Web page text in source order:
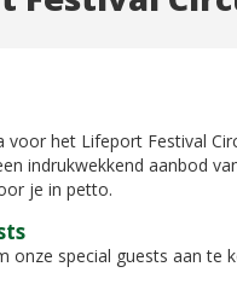
voor het Lifeport Festival
indrukwekkend aanbod
je in petto.
onze special guests aan te